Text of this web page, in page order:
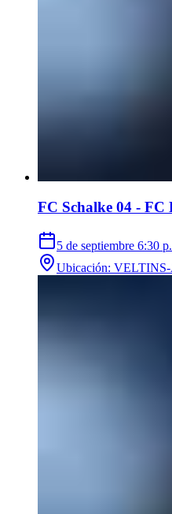
FC Schalke 04 - FC
5 de septiembre 6:30
Ubicación: VELTINS-